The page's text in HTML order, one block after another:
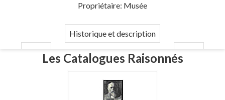
Propriétaire: Musée
Historique et description
Les Catalogues Raisonnés